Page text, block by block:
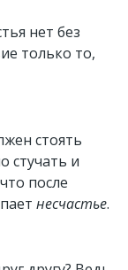
нет без
только то,
стоять
стучать и
после
несчастье.